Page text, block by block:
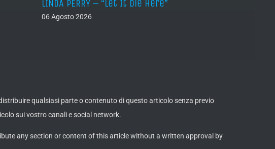
LINDA PERRY – “Let It Die Here”
06 Agosto 2026
qualsiasi parte o contenuto di questo articolo senza previo
sui vostro canali e social network.
any section or content of this article without a written approval by